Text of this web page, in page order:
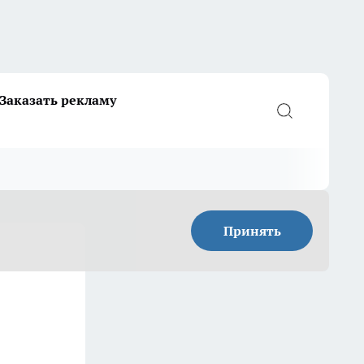
Заказать рекламу
Принять